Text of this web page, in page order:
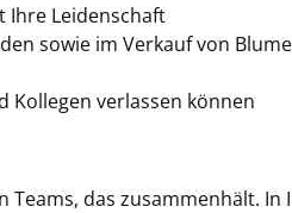
Ihre Leidenschaft
sowie im Verkauf von
Kollegen verlassen können
Teams, das zusammenhält.